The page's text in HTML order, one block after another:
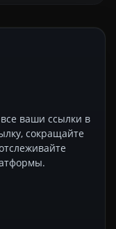
ваши ссылки в
сокращайте